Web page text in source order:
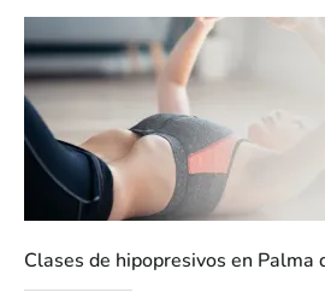
Clases de hipopresivos en Palma